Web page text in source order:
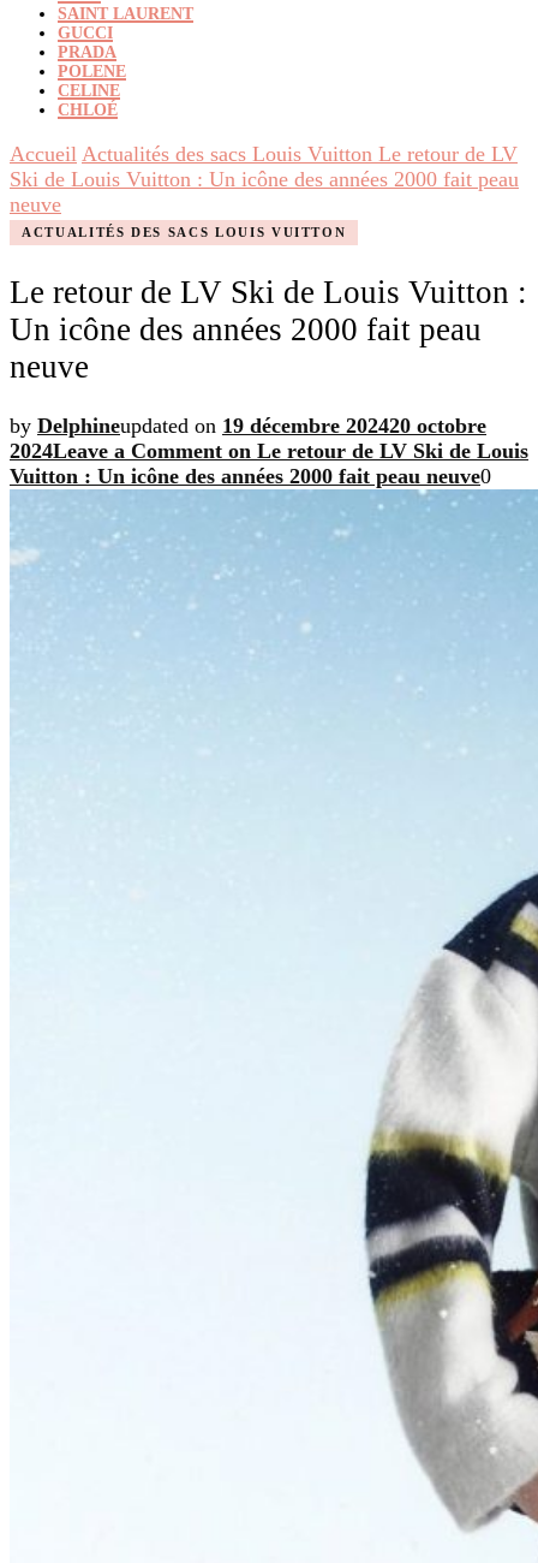
SAINT LAURENT
GUCCI
PRADA
POLENE
CELINE
CHLOÉ
Accueil Actualités des sacs Louis Vuitton Le retour de LV
Ski de Louis Vuitton : Un icône des années 2000 fait peau
neuve
ACTUALITÉS DES SACS LOUIS VUITTON
Le retour de LV Ski de Louis Vuitton :
Un icône des années 2000 fait peau
neuve
by Delphineupdated on 19 décembre 202420 octobre
2024Leave a Comment on Le retour de LV Ski de Louis
Vuitton : Un icône des années 2000 fait peau neuve0